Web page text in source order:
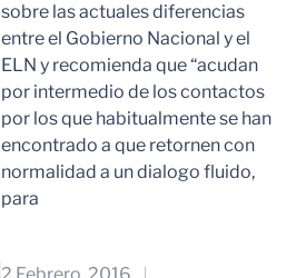
sobre las actuales diferencias
entre el Gobierno Nacional y el
ELN y recomienda que “acudan
por intermedio de los contactos
por los que habitualmente se han
encontrado a que retornen con
normalidad a un dialogo fluido,
para